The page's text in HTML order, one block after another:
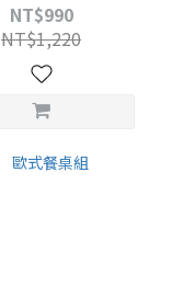
NT$990
NT$1,220